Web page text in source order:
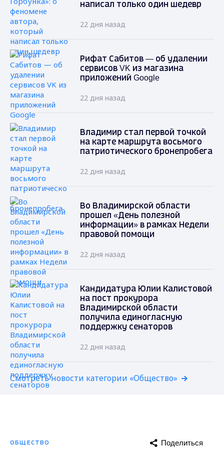
написал только один шедевр
22 дня назад
Рифат Сабитов — об удалении
сервисов VK из магазина
приложений Google
22 дня назад
Владимир стал первой точкой
на карте маршрута восьмого
патриотического бронепробега
22 дня назад
Во Владимирской области
прошел «День полезной
информации» в рамках Недели
правовой помощи
22 дня назад
Кандидатура Юлии Калистовой
на пост прокурора
Владимирской области
получила единогласную
поддержку сенаторов
22 дня назад
Смотреть новости категории «Общество»
ОБЩЕСТВО Поделиться